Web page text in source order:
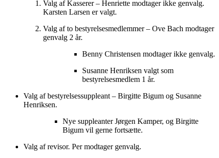
Valg af Kasserer – Henriette modtager ikke genvalg.
Karsten Larsen er valgt.
Valg af to bestyrelsesmedlemmer – Ove Bach modtager
genvalg 2 år.
Benny Christensen modtager ikke genvalg.
Susanne Henriksen valgt som
bestyrelsesmedlem 1 år.
Valg af bestyrelsessuppleant – Birgitte Bigum og Susanne
Henriksen.
Nye suppleanter Jørgen Kamper, og Birgitte
Bigum vil gerne fortsætte.
Valg af revisor. Per modtager genvalg.